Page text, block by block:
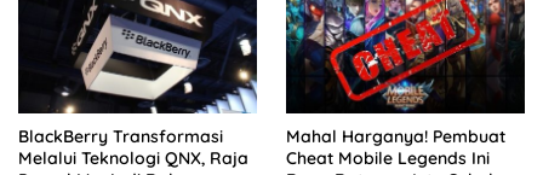
BlackBerry Transformasi
Melalui Teknologi QNX, Raja
Mahal Harganya! Pembuat
Cheat Mobile Legends Ini